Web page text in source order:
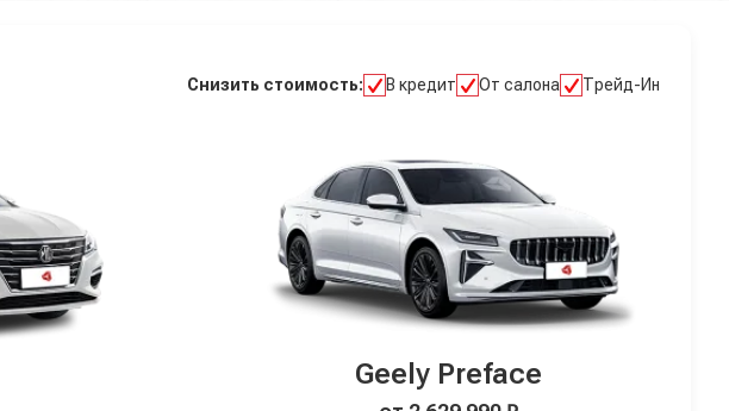
Снизить стоимость: В кредит От салона Трейд-Ин
Geely Preface